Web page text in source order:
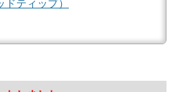
ティップ）